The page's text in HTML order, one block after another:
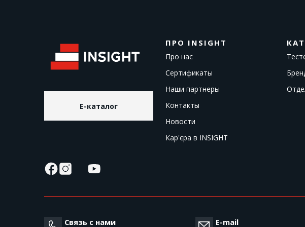
E-каталог
ПРО INSIGHT
Про нас
Сертификаты
Наши партнеры
Контакты
Новости
Кар'єра в INSIGHT
Связь с нами E-mail